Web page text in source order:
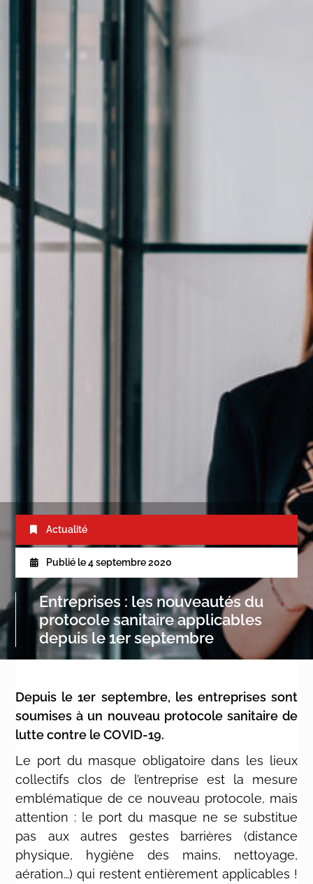
Actualité
Publié le 4 septembre 2020
Entreprises : les nouveautés du
protocole sanitaire applicables
depuis le 1er septembre
Depuis le 1er septembre, les entreprises sont
soumises à un nouveau protocole sanitaire de
lutte contre le COVID-19.
Le port du masque obligatoire dans les lieux
collectifs clos de l’entreprise est la mesure
emblématique de ce nouveau protocole, mais
attention : le port du masque ne se substitue
pas aux autres gestes barrières (distance
physique, hygiène des mains, nettoyage,
aération…) qui restent entièrement applicables !